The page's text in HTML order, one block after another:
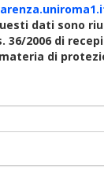
dati sono
2006 di
di